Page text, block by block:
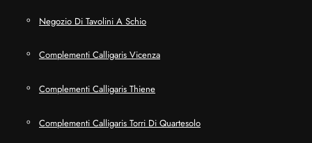
Negozio Di Tavolini A Schio
Complementi Calligaris Vicenza
Complementi Calligaris Thiene
Complementi Calligaris Torri Di Quartesolo